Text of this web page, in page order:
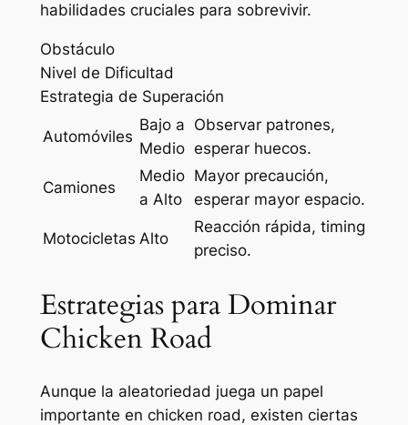
habilidades cruciales para sobrevivir.
Obstáculo
Nivel de Dificultad
Estrategia de Superación
Automóviles
Bajo a
Medio
Observar patrones,
esperar huecos.
Camiones
Medio
a Alto
Mayor precaución,
esperar mayor espacio.
Motocicletas Alto
Reacción rápida, timing
preciso.
Estrategias para Dominar
Chicken Road
Aunque la aleatoriedad juega un papel
importante en chicken road, existen ciertas